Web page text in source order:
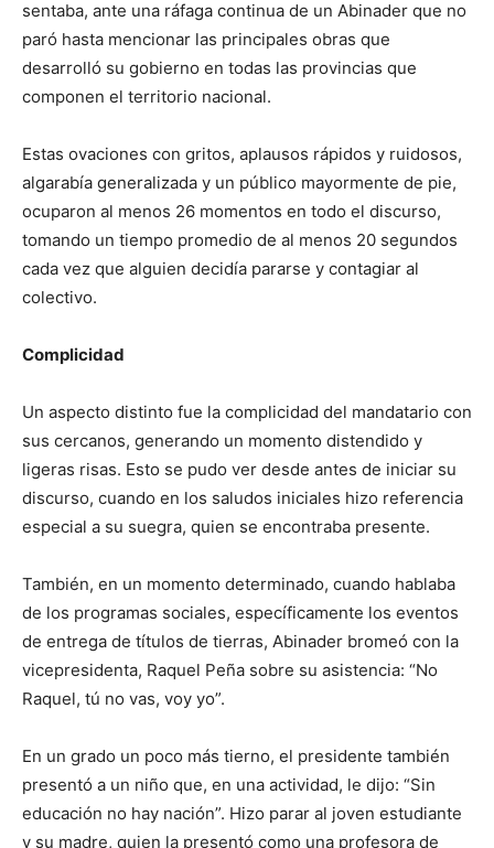
sentaba, ante una ráfaga continua de un Abinader que no
paró hasta mencionar las principales obras que
desarrolló su gobierno en todas las provincias que
componen el territorio nacional.
Estas ovaciones con gritos, aplausos rápidos y ruidosos,
algarabía generalizada y un público mayormente de pie,
ocuparon al menos 26 momentos en todo el discurso,
tomando un tiempo promedio de al menos 20 segundos
cada vez que alguien decidía pararse y contagiar al
colectivo.
Complicidad
Un aspecto distinto fue la complicidad del mandatario con
sus cercanos, generando un momento distendido y
ligeras risas. Esto se pudo ver desde antes de iniciar su
discurso, cuando en los saludos iniciales hizo referencia
especial a su suegra, quien se encontraba presente.
También, en un momento determinado, cuando hablaba
de los programas sociales, específicamente los eventos
de entrega de títulos de tierras, Abinader bromeó con la
vicepresidenta, Raquel Peña sobre su asistencia: “No
Raquel, tú no vas, voy yo”.
En un grado un poco más tierno, el presidente también
presentó a un niño que, en una actividad, le dijo: “Sin
educación no hay nación”. Hizo parar al joven estudiante
y su madre, quien la presentó como una profesora de